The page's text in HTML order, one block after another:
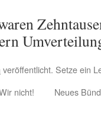
veröffentlicht. Setze ein
nicht! Neues